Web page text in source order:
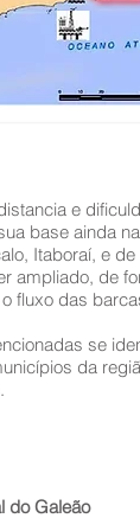
e
base ainda
Itaboraí, e
ampliado, de
fluxo das
se
da
do Galeão